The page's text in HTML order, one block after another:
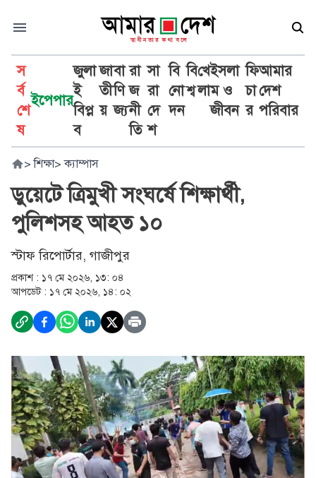
স
র্ব
শে
ষ
ইপেপার
জুলা
ই
বিপ্ল
ব
জা
তী
য়
বা
ণি
জ্য
রা
জ
নী
তি
সা
রা
দে
শ
বি
নো
দন
বি
শ্ব
খে
লা
ইসলা
ম ও
জীবন
ফি
চা
র
আমার
দেশ
পরিবার
> শিক্ষা> ক্যাম্পাস
ডুয়েটে ত্রিমুখী সংঘর্ষে শিক্ষার্থী,
পুলিশসহ আহত ১০
স্টাফ রিপোর্টার, গাজীপুর
প্রকাশ : ১৭ মে ২০২৬, ১৩: ০৪
আপডেট : ১৭ মে ২০২৬, ১৪: ০২